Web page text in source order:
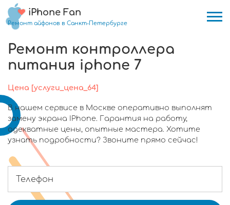
iPhone Fan
Ремонт айфонов в Санкт-Петербурге
Ремонт контроллера
питания iphone 7
Цена [услуги_цена_64]
В нашем сервисе в Москве оперативно выполнят
замену экрана IPhone. Гарантия на работу,
адекватные цены, опытные мастера. Хотите
узнать подробности? Звоните прямо сейчас!